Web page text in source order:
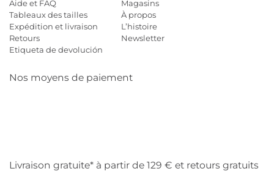
Aide et FAQ
Tableaux des tailles
Expédition et livraison
Retours
Etiqueta de devolución
Magasins
À propos
L’histoire
Newsletter
Nos moyens de paiement
Livraison gratuite* à partir de 129 € et retours gratuits